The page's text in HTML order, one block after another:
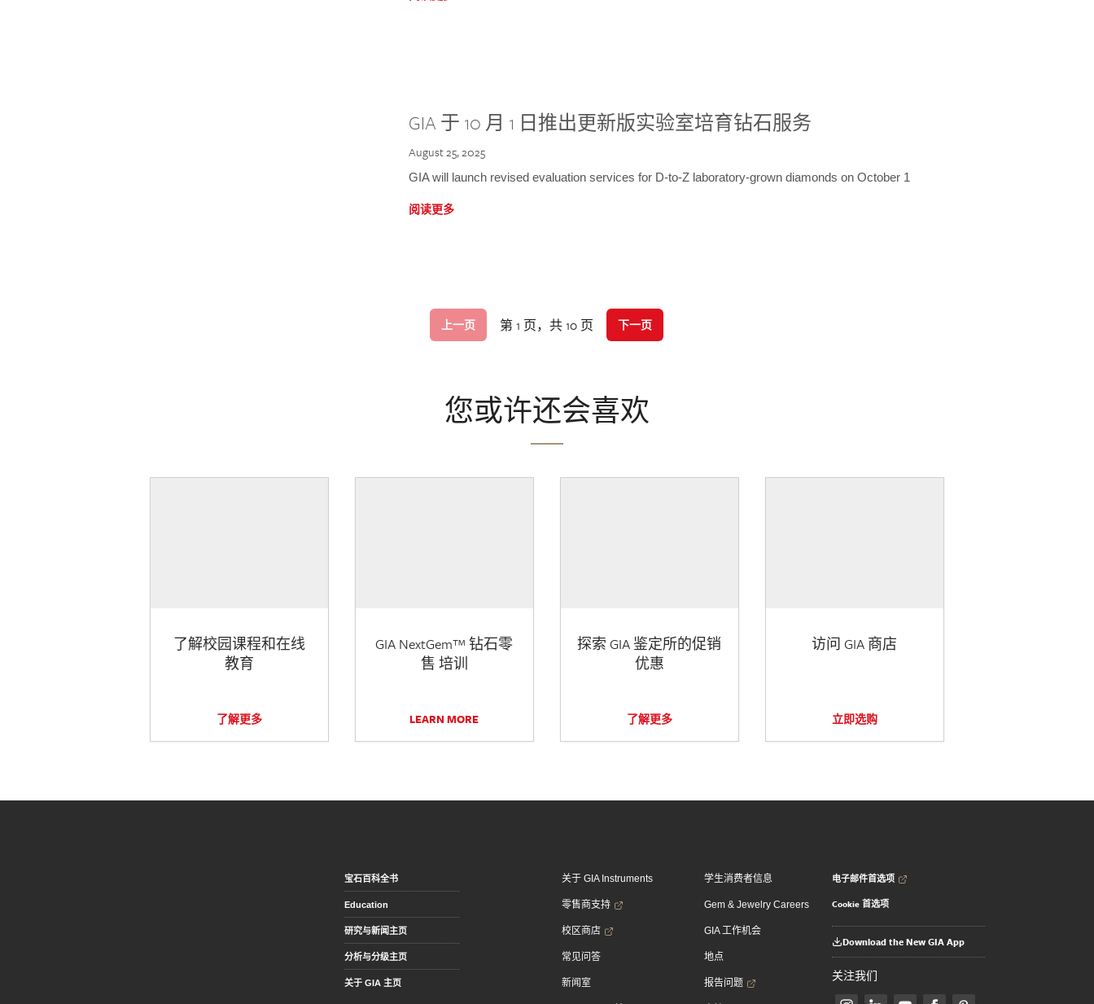
GIA 于 10 月 1 日推出更新版实验室培育钻石服务
August 25, 2025
GIA will launch revised evaluation services for D-to-Z laboratory-grown diamonds on October 1
阅读更多
上一页 第 1 页，共 10 页 下一页
您或许还会喜欢
了解校园课程和在线
教育
了解更多
GIA NextGem™ 钻石零
售 培训
LEARN MORE
探索 GIA 鉴定所的促销
优惠
了解更多
访问 GIA 商店
立即选购
宝石百科全书
Education
研究与新闻主页
分析与分级主页
关于 GIA 主页
关于 GIA Instruments
零售商支持
校区商店
常见问答
新闻室
学生消费者信息
Gem & Jewelry Careers
GIA 工作机会
地点
报告问题
电子邮件首选项
Cookie 首选项
Download the New GIA App
关注我们